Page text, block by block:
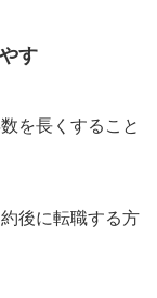
す
を長くすること
後に転職する方